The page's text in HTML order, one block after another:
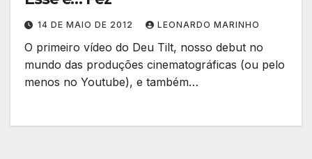
14 DE MAIO DE 2012 LEONARDO MARINHO
O primeiro vídeo do Deu Tilt, nosso debut no
mundo das produções cinematográficas (ou pelo
menos no Youtube), e também…